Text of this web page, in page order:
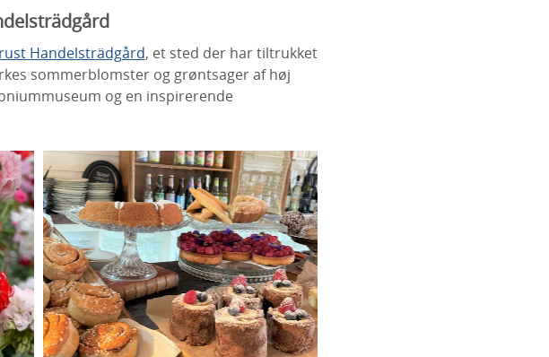
Handelsträdgård, et sted der har tiltrukket
sommerblomster og grøntsager af høj
og en inspirerende